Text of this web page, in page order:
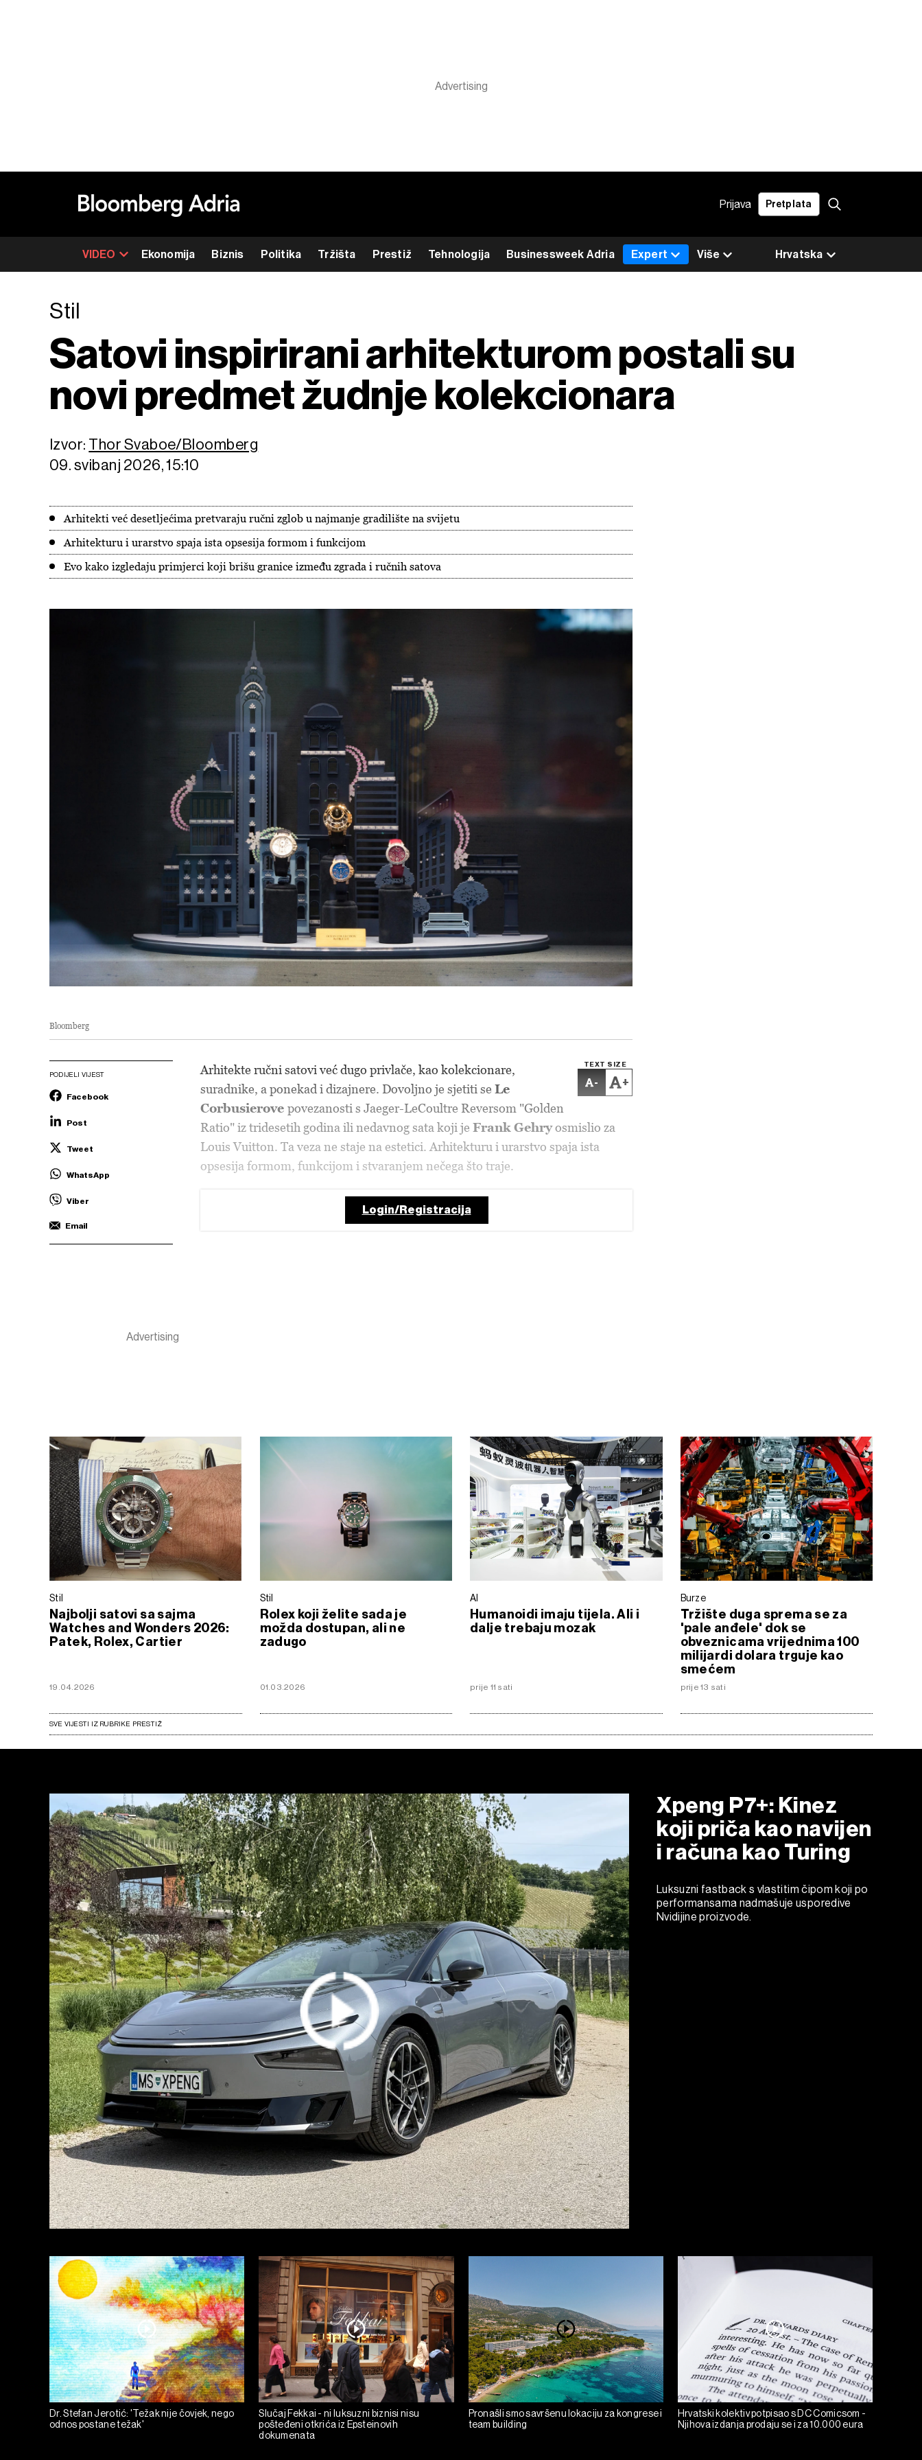
Prijava Pretplata
VIDEO Ekonomija Biznis Politika Tržišta Prestiž Tehnologija Businessweek Adria Hrvatska
Expert Više
Stil
Satovi inspirirani arhitekturom postali su
novi predmet žudnje kolekcionara
Izvor: Thor Svaboe/Bloomberg
09. svibanj 2026, 15:10
Arhitekti već desetljećima pretvaraju ručni zglob u najmanje gradilište na svijetu
Arhitekturu i urarstvo spaja ista opsesija formom i funkcijom
Evo kako izgledaju primjerci koji brišu granice između zgrada i ručnih satova
Bloomberg
PODIJELI VIJEST
Facebook
Post
Tweet
WhatsApp
Viber
Email
TEXT SIZE
- +
Arhitekte ručni satovi već dugo privlače, kao kolekcionare,
suradnike, a ponekad i dizajnere. Dovoljno je sjetiti se Le
Corbusierove povezanosti s Jaeger-LeCoultre Reversom "Golden
Ratio" iz tridesetih godina ili nedavnog sata koji je Frank Gehryosmislio za
Louis Vuitton. Ta veza ne staje na estetici. Arhitekturu i urarstvo spaja ista
opsesija formom, funkcijom i stvaranjem nečega što traje.
Login/Registracija
Stil
Najbolji satovi sa sajma
Watches and Wonders 2026:
Patek, Rolex, Cartier
19.04.2026
Stil
Rolex koji želite sada je
možda dostupan, ali ne
zadugo
01.03.2026
AI
Humanoidi imaju tijela. Ali i
dalje trebaju mozak
prije 11 sati
Burze
Tržište duga sprema se za
'pale anđele' dok se
obveznicama vrijednima 100
milijardi dolara trguje kao
smećem
prije 13 sati
SVE VIJESTI IZ RUBRIKE PRESTIŽ
Xpeng P7+: Kinez
koji priča kao navijen
i računa kao Turing
Luksuzni fastback s vlastitim čipom koji po
performansama nadmašuje usporedive
Nvidijine proizvode.
Dr. Stefan Jerotić: 'Težak nije čovjek, nego
odnos postane težak'
Slučaj Fekkai - ni luksuzni biznisi nisu
pošteđeni otkrića iz Epsteinovih
dokumenata
Pronašli smo savršenu lokaciju za kongrese i
team building
Hrvatski kolektiv potpisao s DC Comicsom -
Njihova izdanja prodaju se i za 10.000 eura